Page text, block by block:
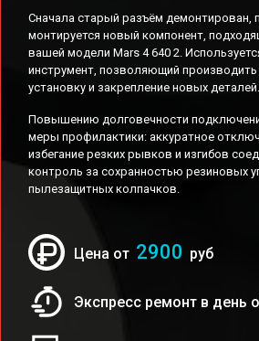
Сначала старый разъём демонтирован,
монтируется новый компонент,
вашей модели Mars 4 640 2.
инструмент, позволяющий производить
установку и закрепление новых деталей.
Повышению долговечности
меры профилактики: аккуратное
избегание резких рывков и изгибов
контроль за сохранностью резиновых
пылезащитных колпачков.
Цена от 2900 руб
Экспресс ремонт в день